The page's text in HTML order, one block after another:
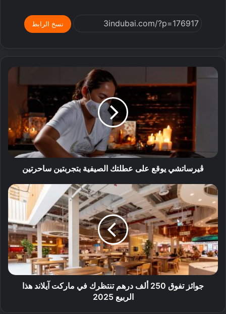
نسخ الرابط
ڤيرساتشي يوقع على عطلتك الصيفية بتجربتين ساحرتين
جوائز تفوق 250 ألف درهم تنتظرك في ماركت آيلاند هذا
الربيع 2025